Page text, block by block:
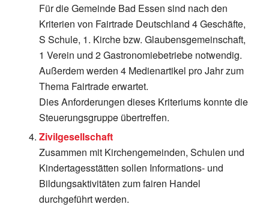
Für die Gemeinde Bad Essen sind nach den
Kriterien von Fairtrade Deutschland 4 Geschäfte,
S Schule, 1. Kirche bzw. Glaubensgemeinschaft,
1 Verein und 2 Gastronomiebetriebe notwendig.
Außerdem werden 4 Medienartikel pro Jahr zum
Thema Fairtrade erwartet.
Dies Anforderungen dieses Kriteriums konnte die
Steuerungsgruppe übertreffen.
Zivilgesellschaft
Zusammen mit Kirchengemeinden, Schulen und
Kindertagesstätten sollen Informations- und
Bildungsaktivitäten zum fairen Handel
durchgeführt werden.